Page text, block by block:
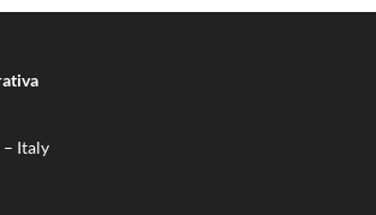
DevWorld Conference